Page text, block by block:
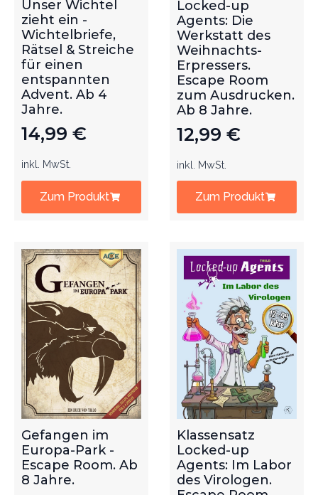
Unser Wichtel
zieht ein -
Wichtelbriefe,
Rätsel & Streiche
für einen
entspannten
Advent. Ab 4
Jahre.
14,99 €
inkl. MwSt.
Zum Produkt
Locked-up
Agents: Die
Werkstatt des
Weihnachts-
Erpressers.
Escape Room
zum Ausdrucken.
Ab 8 Jahre.
12,99 €
inkl. MwSt.
Zum Produkt
Gefangen im
Europa-Park -
Escape Room. Ab
8 Jahre.
Klassensatz
Locked-up
Agents: Im Labor
des Virologen.